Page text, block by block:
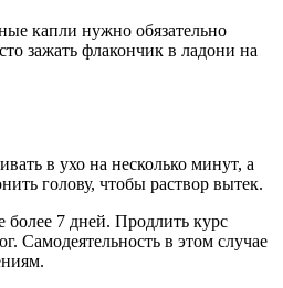
капли нужно обязательно
зажать флакончик в ладони на
в ухо на несколько минут, а
голову, чтобы раствор вытек.
более 7 дней. Продлить курс
Самодеятельность в этом случае